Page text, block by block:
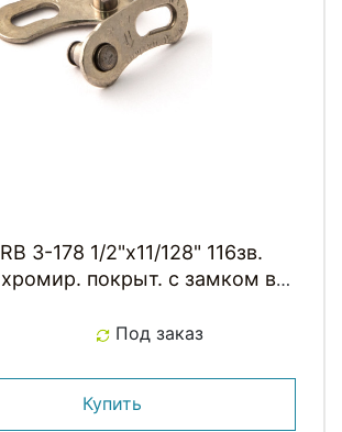
3-178 1/2"x11/128" 116зв.
покрыт. с замком в
Под заказ
Купить